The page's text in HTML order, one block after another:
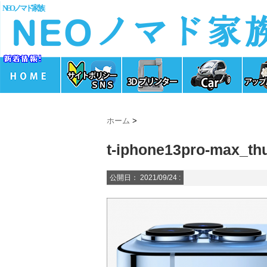
NEOノマド家族
ホーム >
t-iphone13pro-
公開日： 2021/09/24 :